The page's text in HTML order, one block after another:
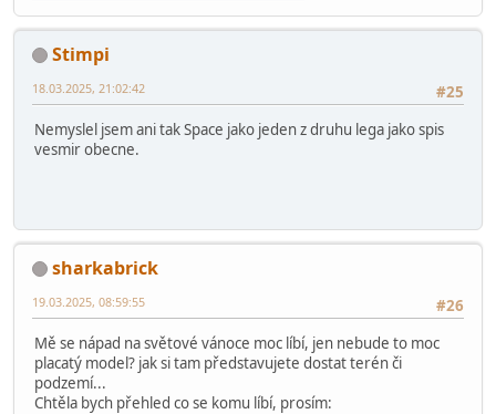
Stimpi
#25
18.03.2025, 21:02:42
Nemyslel jsem ani tak Space jako jeden z druhu lega jako spis
vesmir obecne.
sharkabrick
#26
19.03.2025, 08:59:55
Mě se nápad na světové vánoce moc líbí, jen nebude to moc
placatý model? jak si tam představujete dostat terén či
podzemí...
Chtěla bych přehled co se komu líbí, prosím: